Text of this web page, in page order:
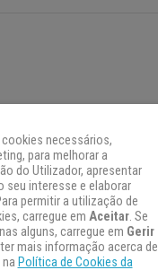
necessários,
para melhorar a
do Utilizador, apresentar
seu interesse e elaborar
permitir a utilização de
carregue em Aceitar. Se
alguns, carregue em Gerir
mais informação acerca de
Política de Cookies da